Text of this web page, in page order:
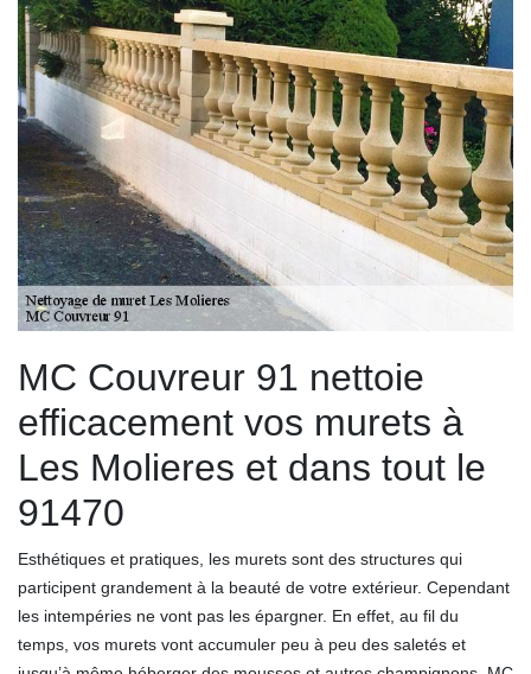
MC Couvreur 91 nettoie
efficacement vos murets à
Les Molieres et dans tout le
91470
Esthétiques et pratiques, les murets sont des structures qui
participent grandement à la beauté de votre extérieur. Cependant
les intempéries ne vont pas les épargner. En effet, au fil du
temps, vos murets vont accumuler peu à peu des saletés et